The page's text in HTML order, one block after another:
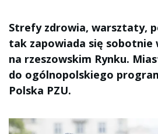
Strefy zdrowia, warsztaty,
tak zapowiada się sobotnie
na rzeszowskim Rynku.
do ogólnopolskiego
Polska PZU.